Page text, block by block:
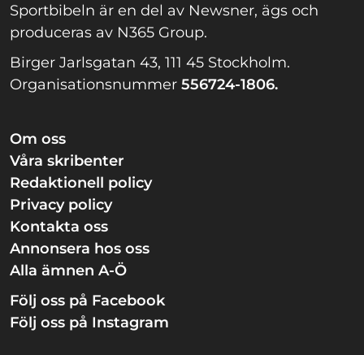
Sportbibeln är en del av Newsner, ägs och
produceras av N365 Group.
Birger Jarlsgatan 43, 111 45 Stockholm.
Organisationsnummer 556724-1806.
Om oss
Våra skribenter
Redaktionell policy
Privacy policy
Kontakta oss
Annonsera hos oss
Alla ämnen A-Ö
Följ oss på Facebook
Följ oss på Instagram